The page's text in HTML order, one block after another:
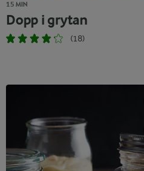
15 MIN
Dopp i grytan
(18)